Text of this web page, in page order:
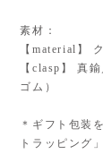
素材：
【material】
【clasp】 真
ゴム）
＊ギフト包装
トラッピング